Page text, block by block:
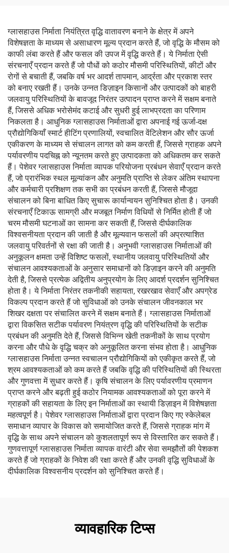
ग्लासहाउस निर्माता नियंत्रित वृद्धि वातावरण बनाने के क्षेत्र में अपने
विशेषज्ञता के माध्यम से असाधारण मूल्य प्रदान करते हैं, जो वृद्धि के मौसम को
काफी लंबा करते हैं और फसल की उपज में वृद्धि करते हैं। ये निर्माता ऐसी
संरचनाएँ प्रदान करते हैं जो पौधों को कठोर मौसमी परिस्थितियों, कीटों और
रोगों से बचाती हैं, जबकि वर्ष भर आदर्श तापमान, आर्द्रता और प्रकाश स्तर
को बनाए रखती हैं। उनके उन्नत डिज़ाइन किसानों और उत्पादकों को बाहरी
जलवायु परिस्थितियों के बावजूद निरंतर उत्पादन प्राप्त करने में सक्षम बनाते
हैं, जिससे अधिक भरोसेमंद कटाई और सुधरी हुई लाभप्रदता का परिणाम
निकलता है। आधुनिक ग्लासहाउस निर्माताओं द्वारा अपनाई गई ऊर्जा-दक्ष
प्रौद्योगिकियाँ स्मार्ट हीटिंग प्रणालियों, स्वचालित वेंटिलेशन और सौर ऊर्जा
एकीकरण के माध्यम से संचालन लागत को कम करती हैं, जिससे ग्राहक अपने
पर्यावरणीय पदचिह्न को न्यूनतम करते हुए उत्पादकता को अधिकतम कर सकते
हैं। पेशेवर ग्लासहाउस निर्माता व्यापक परियोजना प्रबंधन सेवाएँ प्रदान करते
हैं, जो प्रारंभिक स्थल मूल्यांकन और अनुमति प्राप्ति से लेकर अंतिम स्थापना
और कर्मचारी प्रशिक्षण तक सभी का प्रबंधन करती हैं, जिससे मौजूदा
संचालन को बिना बाधित किए सुचारू कार्यान्वयन सुनिश्चित होता है। उनकी
संरचनाएँ टिकाऊ सामग्री और मजबूत निर्माण विधियों से निर्मित होती हैं जो
चरम मौसमी घटनाओं का सामना कर सकती हैं, जिससे दीर्घकालिक
विश्वसनीयता प्रदान की जाती है और मूल्यवान फसलों की अप्रत्याशित
जलवायु परिवर्तनों से रक्षा की जाती है। अनुभवी ग्लासहाउस निर्माताओं की
अनुकूलन क्षमता उन्हें विशिष्ट फसलों, स्थानीय जलवायु परिस्थितियों और
संचालन आवश्यकताओं के अनुसार समाधानों को डिज़ाइन करने की अनुमति
देती है, जिससे प्रत्येक अद्वितीय अनुप्रयोग के लिए आदर्श प्रदर्शन सुनिश्चित
होता है। ये निर्माता निरंतर तकनीकी सहायता, रखरखाव सेवाएँ और अपग्रेड
विकल्प प्रदान करते हैं जो सुविधाओं को उनके संचालन जीवनकाल भर
शिखर दक्षता पर संचालित करने में सक्षम बनाते हैं। ग्लासहाउस निर्माताओं
द्वारा विकसित सटीक पर्यावरण नियंत्रण वृद्धि की परिस्थितियों के सटीक
प्रबंधन की अनुमति देते हैं, जिससे विभिन्न खेती तकनीकों के साथ प्रयोग
करना और पौधे के वृद्धि चक्र को अनुकूलित करना संभव होता है। आधुनिक
ग्लासहाउस निर्माता उन्नत स्वचालन प्रौद्योगिकियों को एकीकृत करते हैं, जो
श्रम आवश्यकताओं को कम करते हैं जबकि वृद्धि की परिस्थितियों की स्थिरता
और गुणवत्ता में सुधार करते हैं। कृषि संचालन के लिए पर्यावरणीय प्रमाणन
प्राप्त करने और बढ़ती हुई कठोर नियामक आवश्यकताओं को पूरा करने में
ग्राहकों की सहायता के लिए इन निर्माताओं का स्थायी डिज़ाइन में विशेषज्ञता
महत्वपूर्ण है। पेशेवर ग्लासहाउस निर्माताओं द्वारा प्रदान किए गए स्केलेबल
समाधान व्यापार के विकास को समायोजित करते हैं, जिससे ग्राहक मांग में
वृद्धि के साथ अपने संचालन को कुशलतापूर्ण रूप से विस्तारित कर सकते हैं।
गुणवत्तापूर्ण ग्लासहाउस निर्माता व्यापक वारंटी और सेवा समझौतों की पेशकश
करते हैं जो ग्राहकों के निवेश की रक्षा करते हैं और उनकी वृद्धि सुविधाओं के
दीर्घकालिक विश्वसनीय प्रदर्शन को सुनिश्चित करते हैं।
व्यावहारिक टिप्स